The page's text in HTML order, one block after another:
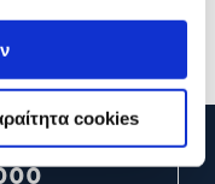
cookies